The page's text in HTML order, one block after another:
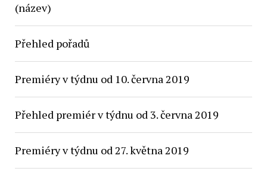
(název)
Přehled pořadů
Premiéry v týdnu od 10. června 2019
Přehled premiér v týdnu od 3. června 2019
Premiéry v týdnu od 27. května 2019